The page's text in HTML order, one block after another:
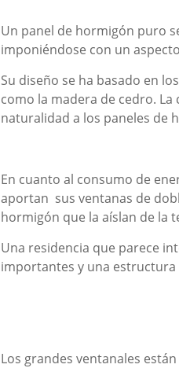
Un panel de hormigón puro
imponiéndose con un
Su diseño se ha basado en
como la madera de cedro.
naturalidad a los paneles de
En cuanto al consumo de
aportan sus ventanas de
hormigón que la aíslan de la
Una residencia que parece
importantes y una
Los grandes ventanales